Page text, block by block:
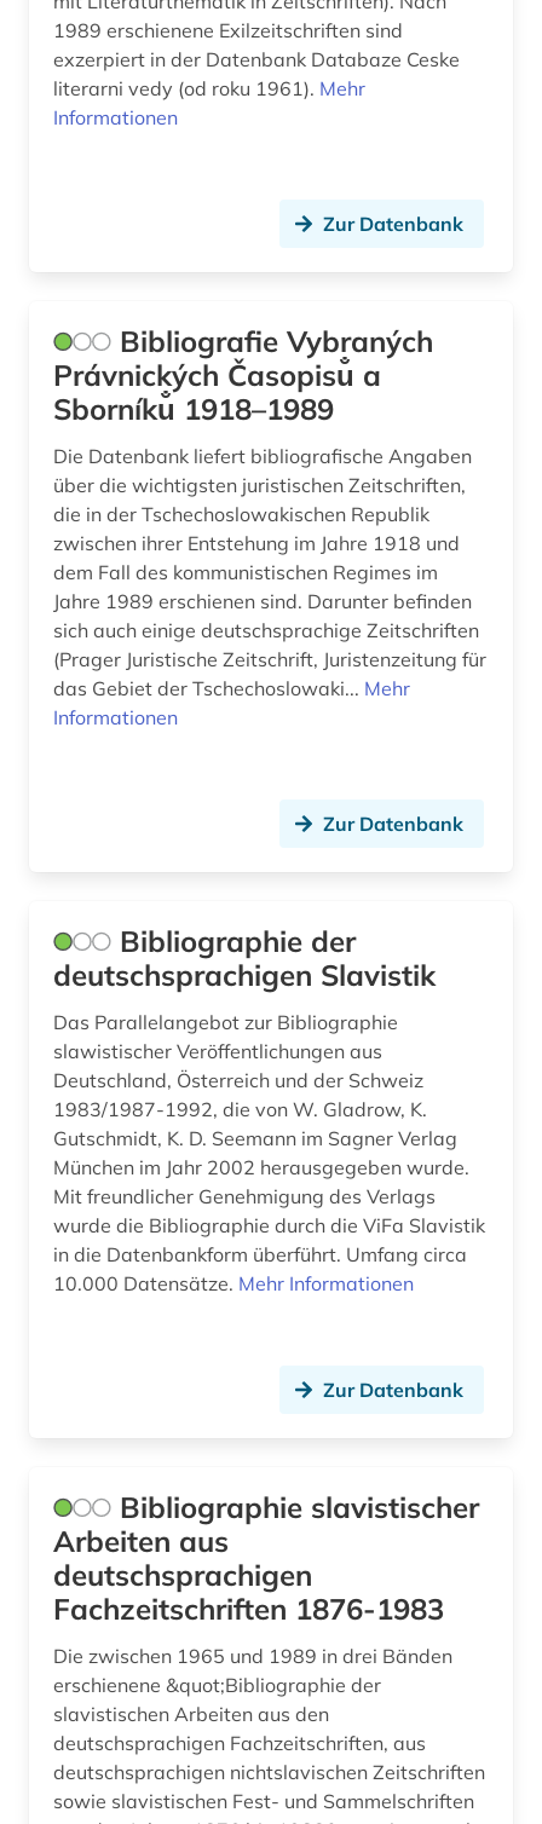
phonologie (1)
pisarev (1)
platonov (1)
polnisch (13)
polnische ostgebiete (1)
popmusik (1)
populärliteratur (1)
portal (2)
portugiesisch (2)
pragmatik (1)
prokopovic (1)
quelle (6)
radiscev (1)
recht (1)
rechtschreibung (1)
rechtswissenschaft (1)
religion (3)
remizov (1)
rgvia (1)
rhetorik (1)
romanistik (1)
romantik (1)
rumänien (1)
russisch (20)
russische literatur (1)
(1)
1989 erschienene Exilzeitschriften sind
exzerpiert in der Datenbank Databaze Ceske
literarni vedy (od roku 1961). Mehr
Informationen
Zur Datenbank
Bibliografie Vybraných
Právnických Časopisu̐ a
Sborníku̐ 1918–1989
Die Datenbank liefert bibliografische Angaben
über die wichtigsten juristischen Zeitschriften,
die in der Tschechoslowakischen Republik
zwischen ihrer Entstehung im Jahre 1918 und
dem Fall des kommunistischen Regimes im
Jahre 1989 erschienen sind. Darunter befinden
sich auch einige deutschsprachige Zeitschriften
(Prager Juristische Zeitschrift, Juristenzeitung für
das Gebiet der Tschechoslowaki... Mehr
Informationen
Zur Datenbank
Bibliographie der
deutschsprachigen Slavistik
Das Parallelangebot zur Bibliographie
slawistischer Veröffentlichungen aus
Deutschland, Österreich und der Schweiz
1983/1987-1992, die von W. Gladrow, K.
Gutschmidt, K. D. Seemann im Sagner Verlag
München im Jahr 2002 herausgegeben wurde.
Mit freundlicher Genehmigung des Verlags
wurde die Bibliographie durch die ViFa Slavistik
in die Datenbankform überführt. Umfang circa
10.000 Datensätze. Mehr Informationen
Zur Datenbank
Bibliographie slavistischer
Arbeiten aus
deutschsprachigen
Fachzeitschriften 1876-1983
Die zwischen 1965 und 1989 in drei Bänden
erschienene &quot;Bibliographie der
slavistischen Arbeiten aus den
deutschsprachigen Fachzeitschriften, aus
deutschsprachigen nichtslavischen Zeitschriften
sowie slavistischen Fest- und Sammelschriften